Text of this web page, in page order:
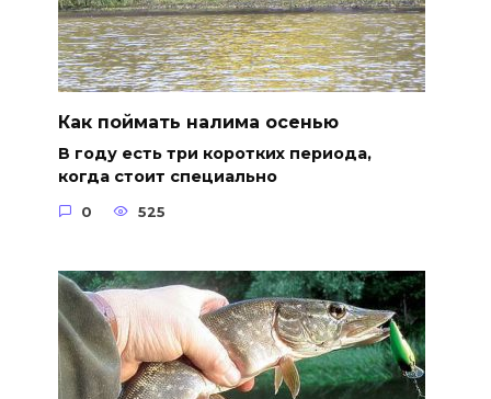
Как поймать налима осенью
В году есть три коротких периода,
когда стоит специально
0 525